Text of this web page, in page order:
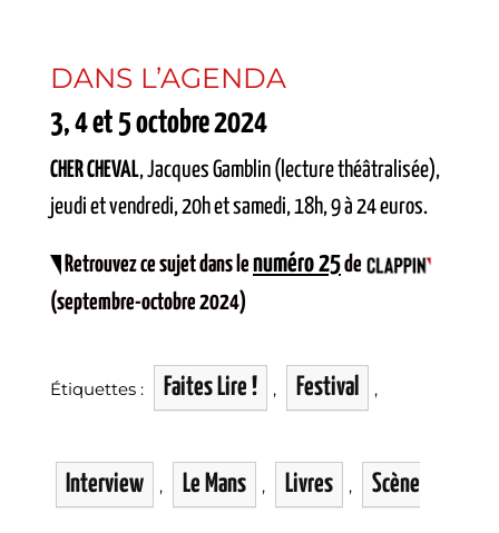
DANS L’AGENDA
3, 4 et 5 octobre 2024
CHER CHEVAL, Jacques Gamblin (lecture théâtralisée),
jeudi et vendredi, 20h et samedi, 18h, 9 à 24 euros.
Retrouvez ce sujet dans lenuméro 25de
(septembre-octobre 2024)
Étiquettes : Faites Lire ! , Festival ,
Interview , Le Mans , Livres , Scène